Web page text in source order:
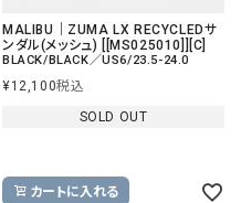
MALIBU｜ZUMA LX RECYCLEDサ
ンダル(メッシュ) [[MS025010]][C]
BLACK/BLACK／US6/23.5-24.0
¥12,100税込
SOLD OUT
カートに入れる